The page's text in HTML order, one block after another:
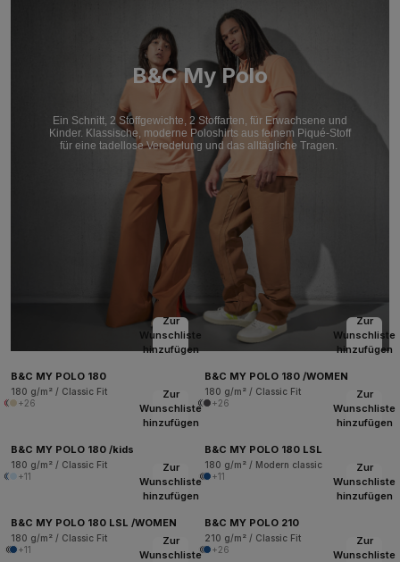
B&C My Polo
Ein Schnitt, 2 Stoffgewichte, 2 Stoffarten, für Erwachsene und
Kinder. Klassische, moderne Poloshirts aus feinem Piqué-Stoff
für eine tadellose Veredelung und das alltägliche Tragen.
Zur
Wunschliste
hinzufügen
B&C MY POLO 180
180 g/m² / Classic Fit
+26
Zur
Wunschliste
hinzufügen
B&C MY POLO 180 /WOMEN
180 g/m² / Classic Fit
+26
Zur
Wunschliste
hinzufügen
B&C MY POLO 180 /kids
180 g/m² / Classic Fit
+11
Zur
Wunschliste
hinzufügen
B&C MY POLO 180 LSL
180 g/m² / Modern classic
+11
Zur
Wunschliste
hinzufügen
B&C MY POLO 180 LSL /WOMEN
180 g/m² / Classic Fit
+11
Zur
Wunschliste
hinzufügen
B&C MY POLO 210
210 g/m² / Classic Fit
+26
Zur
Wunschliste
Zur
Wunschliste